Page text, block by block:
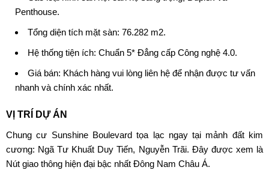
Penthouse.
Tổng diện tích mặt sàn: 76.282 m2.
Hệ thống tiện ích: Chuẩn 5* Đẳng cấp Công nghệ 4.0.
Giá bán: Khách hàng vui lòng liên hệ để nhận được tư vấn
nhanh và chính xác nhất.
VỊ TRÍ DỰ ÁN
Chung cư Sunshine Boulevardtọa lạc ngay tại mảnh đất kim
cương: Ngã Tư Khuất Duy Tiến, Nguyễn Trãi. Đây được xem là
Nút giao thông hiện đại bậc nhất Đông Nam Châu Á.